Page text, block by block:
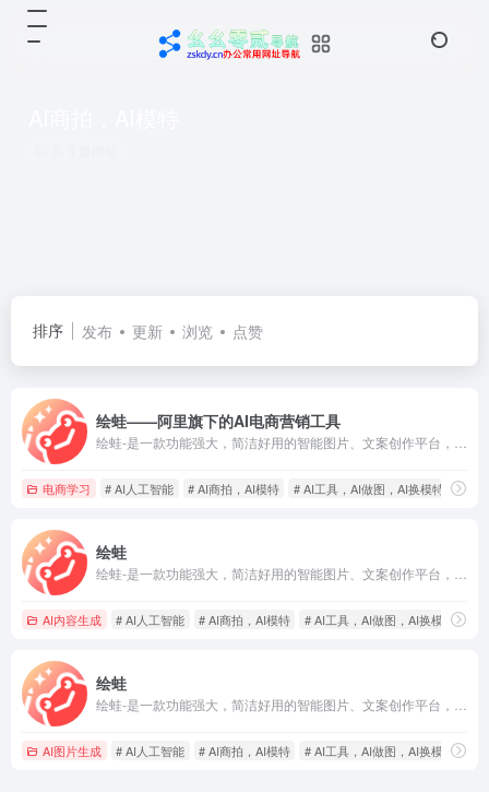
排序 发布 更新 浏览 点赞
绘蛙——阿里旗下的AI电商营销工具
电商学习 # AI人工智能 # AI商拍，AI模特 # AI工具，AI做图，AI换模特，虚拟
绘蛙
AI内容生成 # AI人工智能 # AI商拍，AI模特 # AI工具，AI做图，AI换模特，虚
绘蛙
AI图片生成 # AI人工智能 # AI商拍，AI模特 # AI工具，AI做图，AI换模特，虚